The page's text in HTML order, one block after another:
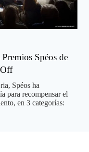
Spéos de
Spéos ha
para recompensar el
en 3 categorías: